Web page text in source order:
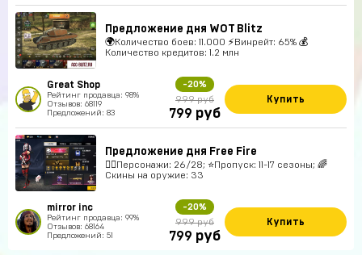
Предложение дня WOT Blitz
🌍Количество боев: 11.000 ⚡Винрейт: 65% 💰
Количество кредитов: 1.2 млн
Great Shop
Рейтинг продавца: 98%
Отзывов: 68119
Предложений: 83
-20%
999 руб
799 руб
Купить
Предложение дня Free Fire
🚶‍♂️Персонажи: 26/28; ⭐️Пропуск: 11-17 сезоны; 🌈
Скины на оружие: 33
mirror inc
Рейтинг продавца: 99%
Отзывов: 68164
Предложений: 51
-20%
999 руб
799 руб
Купить